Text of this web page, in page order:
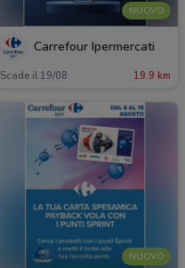
NUOVO
Carrefour Ipermercati
Scade il 19/08 19.9 km
NUOVO